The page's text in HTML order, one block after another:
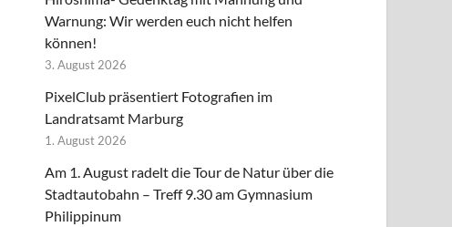
Warnung: Wir werden euch nicht helfen
können!
3. August 2026
PixelClub präsentiert Fotografien im
Landratsamt Marburg
1. August 2026
Am 1. August radelt die Tour de Natur über die
Stadtautobahn – Treff 9.30 am Gymnasium
Philippinum